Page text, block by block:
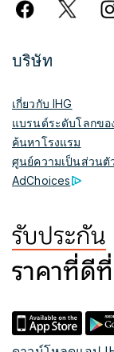
บริษัท
เกี่ยวกับ IHG
แบรนด์ระดับโลกขอ
ค้นหาโรงแรม
ศูนย์ความเป็นส่วนตั
AdChoices